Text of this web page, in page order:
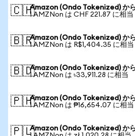
🇨🇭Amazon (Ondo Tokenized) か
1 AMZNon は CHF 221.87 に相当
🇧🇷Amazon (Ondo Tokenized) か
1 AMZNon は R$1,404.35 に相当
🇧🇩Amazon (Ondo Tokenized) か
1 AMZNon は ৳33,911.28 に相当
🇵🇭Amazon (Ondo Tokenized) か
1 AMZNon は ₱16,654.07 に相当
🇵🇱Amazon (Ondo Tokenized) か